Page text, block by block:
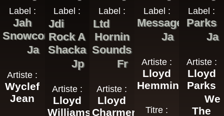
Label :
Jah
Snowcone
Ja
Artiste :
Wyclef
Jean
Label :
Jdi
Rock A
Shacka
Jp
Artiste :
Lloyd
Williams
Label :
Ltd
Hornin
Sounds
Fr
Artiste :
Lloyd
Charmers
Label :
Message
Ja
Artiste :
Lloyd
Hemmings
Titre :
Label :
Parks
Ja
Artiste :
Lloyd
Parks
We
The